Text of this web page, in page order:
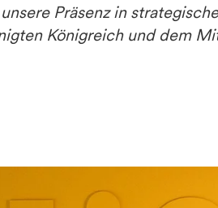
Präsenz in
Königreich und dem